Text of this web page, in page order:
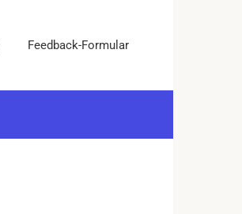
Feedback-Formular